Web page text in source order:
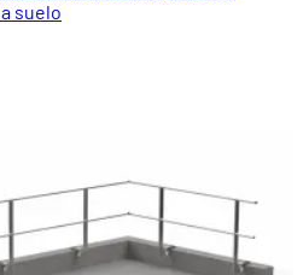
suelo